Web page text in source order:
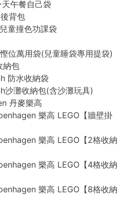
午餐自己袋
背包
童撞色功課袋
位萬用袋(兒童睡袋專用提袋)
納包
防水收納袋
沙灘收納包(含沙灘玩具)
丹麥樂高
樂高 LEGO【牆壁掛
樂高 LEGO【2格收納
樂高 LEGO【4格收納
樂高 LEGO【8格收納
午餐自己袋
背包
童撞色功課袋
位萬用袋(兒童睡袋專用提袋)
納包
防水收納袋
沙灘收納包(含沙灘玩具)
丹麥樂高
樂高 LEGO【牆壁掛
樂高 LEGO【2格收納
樂高 LEGO【4格收納
樂高 LEGO【8格收納